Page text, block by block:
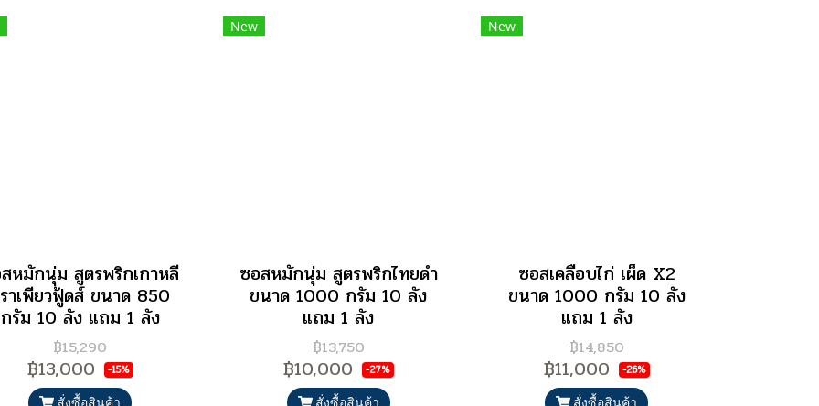
หมักนุ่ม สูตรพริกเกาหลี
าเพียวฟู้ดส์ ขนาด 850
กรัม 10 ลัง แถม 1 ลัง
฿15,290
฿13,000 -15%
สั่งซื้อสินค้า
New
ซอสหมักนุ่ม สูตรพริกไทยดำ
ขนาด 1000 กรัม 10 ลัง
แถม 1 ลัง
฿13,750
฿10,000 -27%
สั่งซื้อสินค้า
New
ซอสเคลือบไก่ เผ็ด X2
ขนาด 1000 กรัม 10 ลัง
แถม 1 ลัง
฿14,850
฿11,000 -26%
สั่งซื้อสินค้า